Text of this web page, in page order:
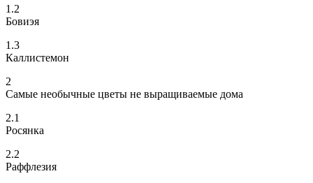
1.2
Бовиэя
1.3
Каллистемон
2
Самые необычные цветы не выращиваемые дома
2.1
Росянка
2.2
Раффлезия